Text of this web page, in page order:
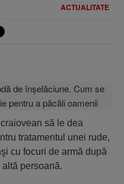
ACTUALITATE
să le dea
tratamentul unei rude,
cu focuri de armă după
persoană.